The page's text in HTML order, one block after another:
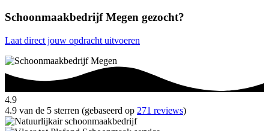
Schoonmaakbedrijf Megen gezocht?
Laat direct jouw opdracht uitvoeren
4.9
4.9 van de 5 sterren (gebaseerd op 271 reviews)